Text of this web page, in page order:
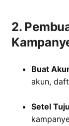
2.
Buat
akun,
Setel